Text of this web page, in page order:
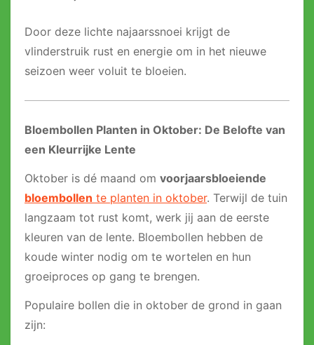
Door deze lichte najaarssnoei krijgt de
vlinderstruik rust en energie om in het nieuwe
seizoen weer voluit te bloeien.
Bloembollen Planten in Oktober: De Belofte van
een Kleurrijke Lente
Oktober is dé maand om voorjaarsbloeiende
bloembollen te planten in oktober. Terwijl de tuin
langzaam tot rust komt, werk jij aan de eerste
kleuren van de lente. Bloembollen hebben de
koude winter nodig om te wortelen en hun
groeiproces op gang te brengen.
Populaire bollen die in oktober de grond in gaan
zijn: